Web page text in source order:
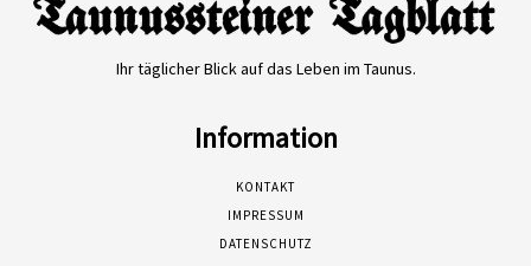
Ihr täglicher Blick auf das Leben im Taunus.
Information
KONTAKT
IMPRESSUM
DATENSCHUTZ